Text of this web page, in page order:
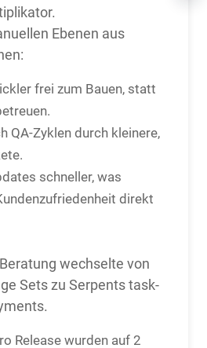
Ebenen aus
frei zum Bauen, statt
QA-Zyklen durch kleinere,
schneller, was
direkt
wechselte von
Sets zu Serpents task-
Release wurden auf 2